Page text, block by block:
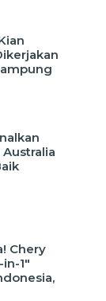
Chery
1"